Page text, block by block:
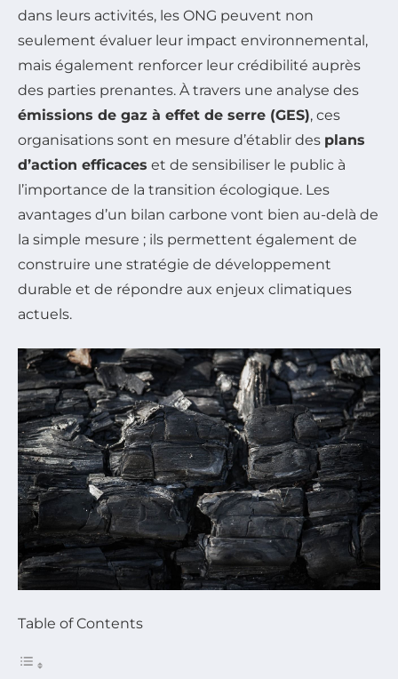
dans leurs activités, les ONG peuvent non
seulement évaluer leur impact environnemental,
mais également renforcer leur crédibilité auprès
des parties prenantes. À travers une analyse des
émissions de gaz à effet de serre (GES), ces
organisations sont en mesure d’établir des plans
d’action efficaces et de sensibiliser le public à
l’importance de la transition écologique. Les
avantages d’un bilan carbone vont bien au-delà de
la simple mesure ; ils permettent également de
construire une stratégie de développement
durable et de répondre aux enjeux climatiques
actuels.
Table of Contents